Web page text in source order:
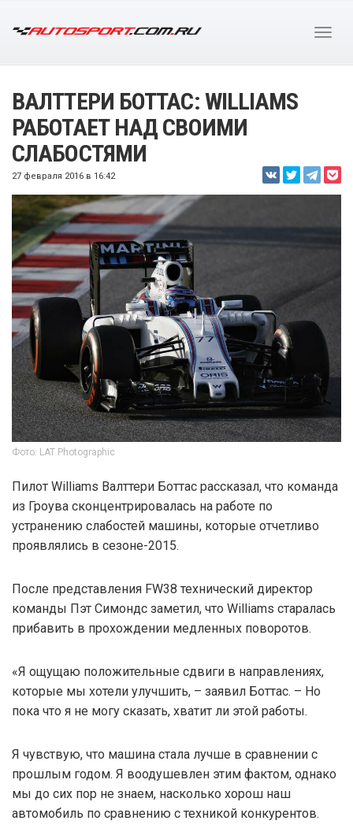
ВАЛТТЕРИ БОТТАС: WILLIAMS
РАБОТАЕТ НАД СВОИМИ
СЛАБОСТЯМИ
27 февраля 2016 в 16:42
Фото: LAT Photographic
Пилот Williams Валттери Боттас рассказал, что команда
из Гроува сконцентрировалась на работе по
устранению слабостей машины, которые отчетливо
проявлялись в сезоне-2015.
После представления FW38 технический директор
команды Пэт Симондс заметил, что Williams старалась
прибавить в прохождении медленных поворотов.
«Я ощущаю положительные сдвиги в направлениях,
которые мы хотели улучшить, – заявил Боттас. – Но
пока что я не могу сказать, хватит ли этой работы.
Я чувствую, что машина стала лучше в сравнении с
прошлым годом. Я воодушевлен этим фактом, однако
мы до сих пор не знаем, насколько хорош наш
автомобиль по сравнению с техникой конкурентов.